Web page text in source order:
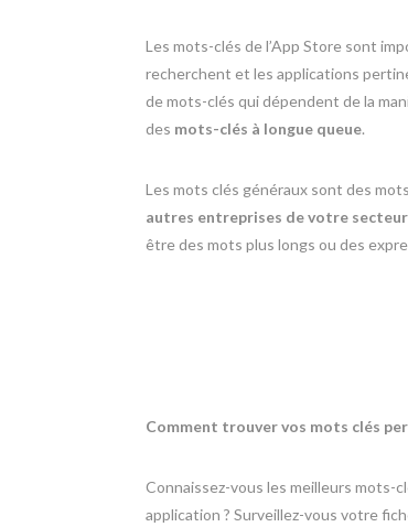
Les mots-clés de l’App Store sont
recherchent et les applications
de mots-clés qui dépendent de la
des mots-clés à longue queue.
Les mots clés généraux sont des
autres entreprises de votre
être des mots plus longs ou des
Comment trouver vos mots clés
Connaissez-vous les meilleurs mots-
application ? Surveillez-vous votre